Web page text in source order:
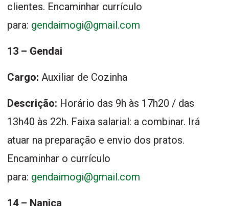
clientes. Encaminhar currículo
para: gendaimogi@gmail.com
13 – Gendai
Cargo: Auxiliar de Cozinha
Descrição: Horário das 9h às 17h20 / das
13h40 às 22h. Faixa salarial: a combinar. Irá
atuar na preparação e envio dos pratos.
Encaminhar o currículo
para: gendaimogi@gmail.com
14 – Nanica